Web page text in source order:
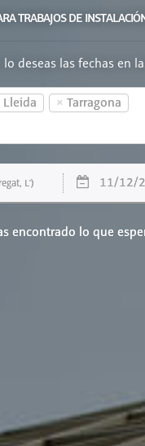
TRABAJOS DE
deseas las fechas en
Lleida × Tarragona
L') 11/12/
encontrado lo que